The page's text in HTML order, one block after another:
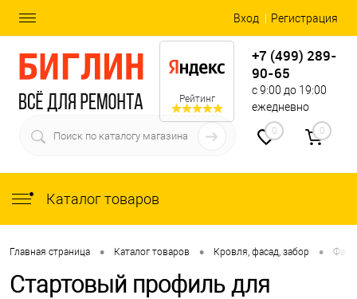
Вход Регистрация
Рейтинг
+7 (499) 289-
90-65
с 9:00 до 19:00
ежедневно
0 0
Каталог товаров
Главная страница • Каталог товаров • Кровля, фасад, забор •
Стартовый профиль для